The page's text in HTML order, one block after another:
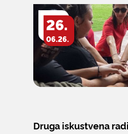
26.
06.26.
Druga iskustvena